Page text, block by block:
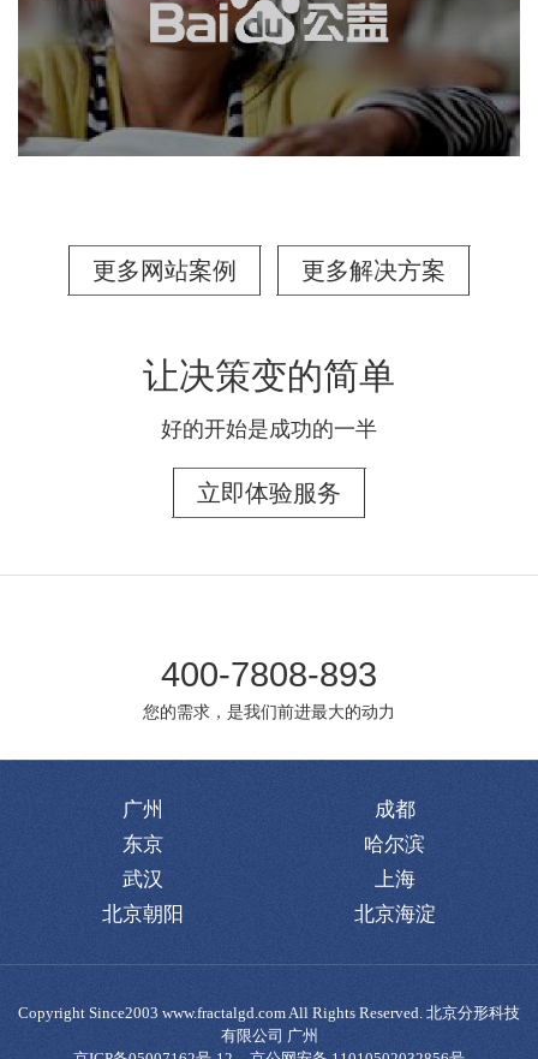
更多网站案例 更多解决方案
让决策变的简单
好的开始是成功的一半
立即体验服务
400-7808-893
您的需求，是我们前进最大的动力
广州
成都
东京
哈尔滨
武汉
上海
北京朝阳
北京海淀
Copyright Since2003 www.fractalgd.com All Rights Reserved. 北京分形科技
有限公司 广州